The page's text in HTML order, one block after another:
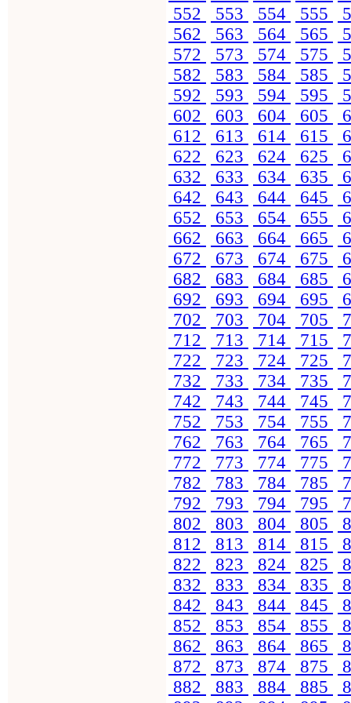
552
553 554 555
562
563 564 565
572
573 574 575
582
583 584 585
592
593 594 595
602
603 604 605
612
613 614 615
622
623 624 625
632
633 634 635
642
643 644 645
652
653 654 655
662
663 664 665
672
673 674 675
682
683 684 685
692
693 694 695
702
703 704 705
712
713 714 715
722
723 724 725
732
733 734 735
742
743 744 745
752
753 754 755
762
763 764 765
772
773 774 775
782
783 784 785
792
793 794 795
802
803 804 805
812
813 814 815
822
823 824 825
832
833 834 835
842
843 844 845
852
853 854 855
862
863 864 865
872
873 874 875
882
883 884 885